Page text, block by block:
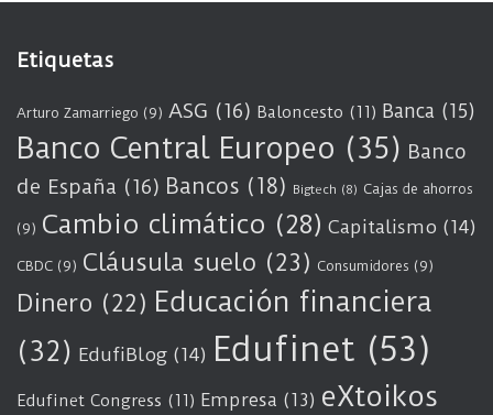
Etiquetas
Arturo Zamarriego (9) ASG (16) Baloncesto (11) Banca (15)
Banco Central Europeo (35) Banco
de España (16) Bancos (18) Bigtech (8) Cajas de ahorros
(9) Cambio climático (28) Capitalismo (14)
CBDC (9) Cláusula suelo (23) Consumidores (9)
Dinero (22) Educación financiera
(32) EdufiBlog (14) Edufinet (53)
Edufinet Congress (11) Empresa (13) eXtoikos